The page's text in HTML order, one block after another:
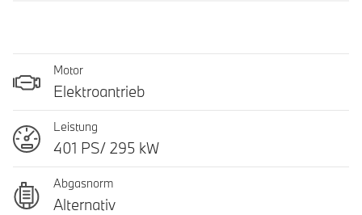
Motor
Elektroantrieb
Leistung
401 PS/ 295 kW
Abgasnorm
Alternativ